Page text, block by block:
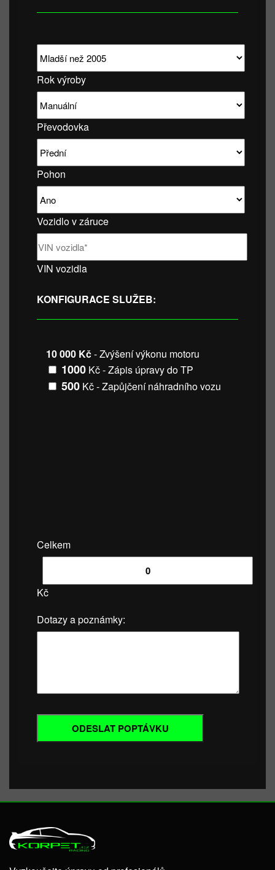
Rok výroby
Převodovka
Pohon
Vozidlo v záruce
VIN vozidla
KONFIGURACE SLUŽEB:
10 000 Kč- Zvýšení výkonu motoru
1000 Kč - Zápis úpravy do TP
500 Kč - Zapůjčení náhradního vozu
Celkem
Kč
Dotazy a poznámky: